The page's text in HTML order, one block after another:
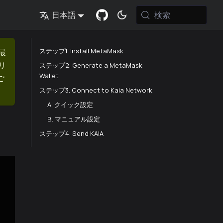
日本語 検索
ステップ1. Install MetaMask
ステップ2. Generate a MetaMask
Wallet
ステップ3. Connect to Kaia Network
A. クイック設定
B. マニュアル設定
ステップ4. Send KAIA